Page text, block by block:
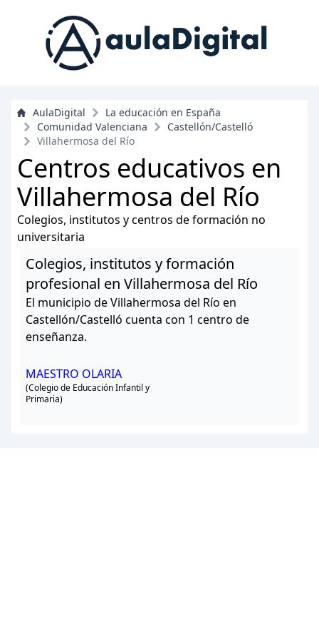
AulaDigital
La educación en España
Comunidad Valenciana
Castellón/Castelló
Villahermosa del Río
Centros educativos en
Villahermosa del Río
Colegios, institutos y centros de formación no
universitaria
Colegios, institutos y formación
profesional en Villahermosa del Río
El municipio de Villahermosa del Río en
Castellón/Castelló cuenta con 1 centro de
enseñanza.
MAESTRO OLARIA
(Colegio de Educación Infantil y
Primaria)